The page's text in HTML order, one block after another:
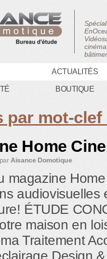
ACTUALITÉS
BOUTIQUE
par mot-
Home
par Aisance Domotique
magazine
ÉTUDE
maison en
Traitement
Design